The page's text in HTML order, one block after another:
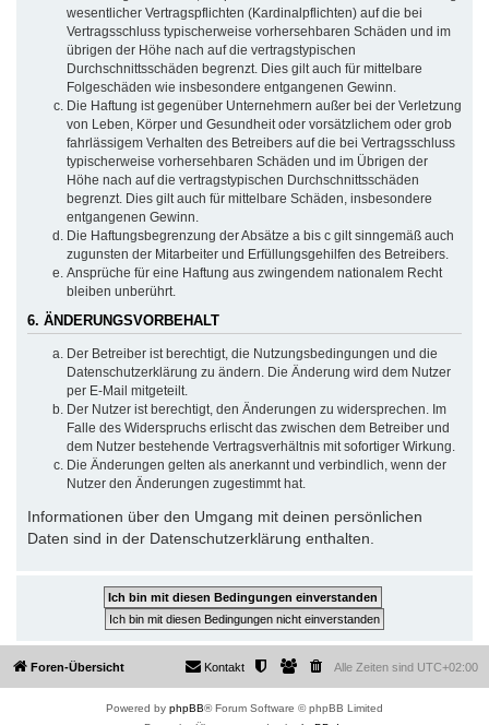
wesentlicher Vertragspflichten (Kardinalpflichten) auf die bei
Vertragsschluss typischerweise vorhersehbaren Schäden und im
übrigen der Höhe nach auf die vertragstypischen
Durchschnittsschäden begrenzt. Dies gilt auch für mittelbare
Folgeschäden wie insbesondere entgangenen Gewinn.
Die Haftung ist gegenüber Unternehmern außer bei der Verletzung
von Leben, Körper und Gesundheit oder vorsätzlichem oder grob
fahrlässigem Verhalten des Betreibers auf die bei Vertragsschluss
typischerweise vorhersehbaren Schäden und im Übrigen der
Höhe nach auf die vertragstypischen Durchschnittsschäden
begrenzt. Dies gilt auch für mittelbare Schäden, insbesondere
entgangenen Gewinn.
Die Haftungsbegrenzung der Absätze a bis c gilt sinngemäß auch
zugunsten der Mitarbeiter und Erfüllungsgehilfen des Betreibers.
Ansprüche für eine Haftung aus zwingendem nationalem Recht
bleiben unberührt.
6. ÄNDERUNGSVORBEHALT
Der Betreiber ist berechtigt, die Nutzungsbedingungen und die
Datenschutzerklärung zu ändern. Die Änderung wird dem Nutzer
per E-Mail mitgeteilt.
Der Nutzer ist berechtigt, den Änderungen zu widersprechen. Im
Falle des Widerspruchs erlischt das zwischen dem Betreiber und
dem Nutzer bestehende Vertragsverhältnis mit sofortiger Wirkung.
Die Änderungen gelten als anerkannt und verbindlich, wenn der
Nutzer den Änderungen zugestimmt hat.
Informationen über den Umgang mit deinen persönlichen
Daten sind in der Datenschutzerklärung enthalten.
Foren-Übersicht Alle Zeiten sind UTC+02:00
Kontakt
Powered by phpBB® Forum Software © phpBB Limited